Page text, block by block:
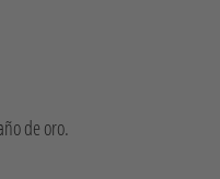
de oro.